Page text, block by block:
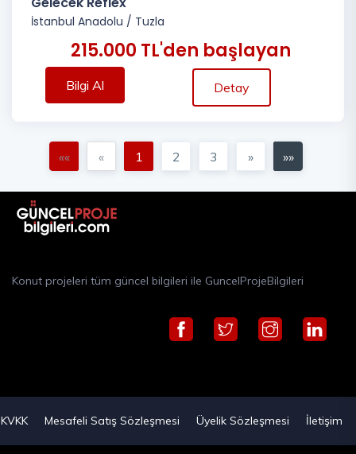
İstanbul Anadolu / Tuzla
215.000 TL'den başlayan
Bilgi Al Detay
«« « 1 2 3 » »»
Konut projeleri tüm güncel bilgileri ile GuncelProjeBilgileri
KVKK Mesafeli Satış Sözleşmesi Üyelik Sözleşmesi İletişim